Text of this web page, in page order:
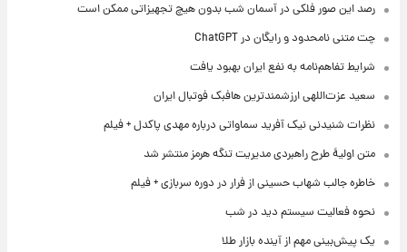
رصد این صور فلکی در آسمان شب بدون هیچ تجهیزاتی ممکن است
چت متنی نامحدود و رایگان در ChatGPT
شرایط تفاهم‌نامه به نفع ایران بهبود یافت
سعید عزت‌اللهی ارزشمندترین هافبک فوتبال ایران
نظرات شنیدنی نیک آفرید سماواتی درباره مهدی پاکدل + فیلم
متن اولیۀ طرح راهبردی مدیریت تنگه هرمز منتشر شد
خاطره جالب شهاب حسینی از فرار در دوره سربازی + فیلم
نحوه فعالیت سیستم دید در شب
یک پیش‌بینی مهم از آینده بازار طلا